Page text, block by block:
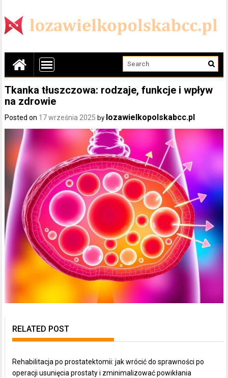
Tkanka tłuszczowa: rodzaje, funkcje i wpływ
na zdrowie
Posted on 17 września 2025 by lozawielkopolskabcc.pl
RELATED POST
Rehabilitacja po prostatektomii: jak wrócić do sprawności po
operacji usunięcia prostaty i zminimalizować powikłania